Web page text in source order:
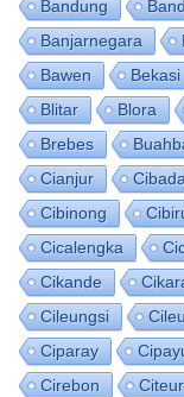
Bandung
Banjarnegara
Bawen
Bekasi
Blitar
Blora
Brebes
Cianjur
Cibinong
Cicalengka
Cikande
Cileungsi
Ciparay
Cirebon